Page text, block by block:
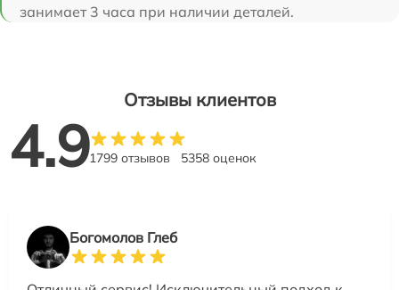
занимает 3 часа при наличии деталей.
Отзывы клиентов
4.91799 отзывов 5358 оценок
Богомолов Глеб